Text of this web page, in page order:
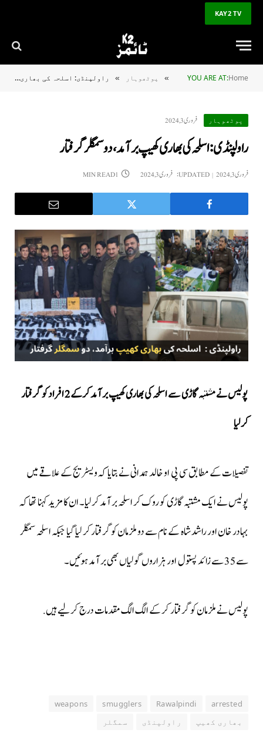
KAY2 TV
YOU ARE AT:Home
» پوٹھوہار » راولپنڈی: اسلحہ کی بھاری کھیپ برآمد، دو سمگلر گرفتار
پوٹھوہار فروری 3, 2024
راولپنڈی: اسلحہ کی بھاری کھیپ برآمد، دو سمگلر گرفتار
فروری 3, 2024 UPDATED: فروری 3, 2024 1 MIN READ
پولیس نے مشتبہ گاڑی سے اسلحہ کی بھاری کھیپ برآمد کرکے 2 افراد کو گرفتار
کرلیا
تفصیلات کے مطابق سی پی او خالد ہمدانی نے بتایا کہ ویسٹریج کے علاقے میں
پولیس نے ایک مشتبہ گاڑی کو روک کر اسلحہ برآمد کرلیا۔ ان کا مزید کہنا تھا کہ
بہادر خان اور راشد شاہ کے نام سے دو ملزمان کو گرفتار کر لیا گیا جبکہ اسلحہ سمگلر
سے 35 سے زائد پستول اور ہزاروں گولیاں بھی برآمد ہوئیں۔
پولیس نے ملزمان کو گرفتار کر کے الگ الگ مقدمات درج کرلیے ہیں.
arrested
Rawalpindi
smugglers
weapons
بھاری کھیپ
راولپنڈی سمگلر